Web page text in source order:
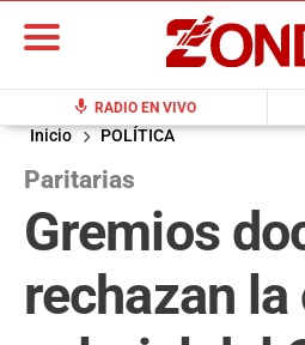
mic RADIO EN VIVO
Inicio POLÍTICA
Paritarias
Gremios
rechazan